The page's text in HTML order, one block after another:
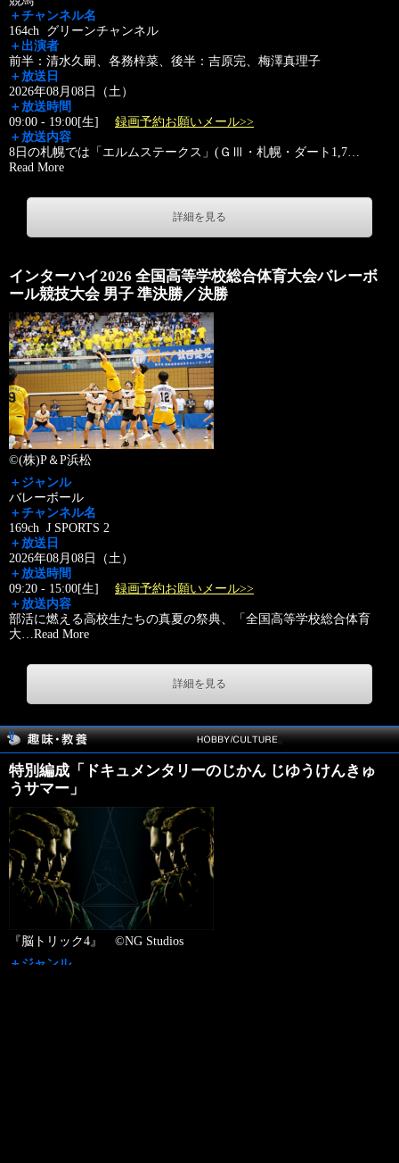
＋チャンネル名
164ch グリーンチャンネル
＋出演者
前半：清水久嗣、各務梓菜、後半：吉原完、梅澤真理子
＋放送日
2026年08月08日（土）
＋放送時間
09:00 - 19:00[生] 録画予約お願いメール>>
＋放送内容
8日の札幌では「エルムステークス」(ＧⅢ・札幌・ダート1,7…
Read More
詳細を見る
インターハイ2026 全国高等学校総合体育大会バレーボ
ール競技大会 男子 準決勝／決勝
©(株)P＆P浜松
＋ジャンル
バレーボール
＋チャンネル名
169ch J SPORTS 2
＋放送日
2026年08月08日（土）
＋放送時間
09:20 - 15:00[生] 録画予約お願いメール>>
＋放送内容
部活に燃える高校生たちの真夏の祭典、「全国高等学校総合体育
大…Read More
詳細を見る
特別編成「ドキュメンタリーのじかん じゆうけんきゅ
うサマー」
『脳トリック4』 ©NG Studios
＋ジャンル